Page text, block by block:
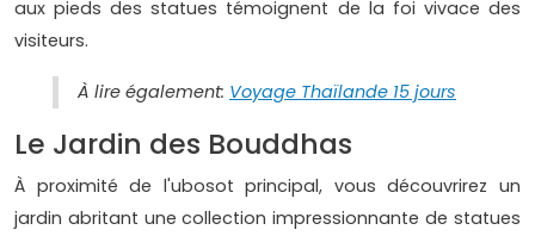
aux pieds des statues témoignent de la foi vivace des
visiteurs.
À lire également: Voyage Thaïlande 15 jours
Le Jardin des Bouddhas
À proximité de l'ubosot principal, vous découvrirez un
jardin abritant une collection impressionnante de statues